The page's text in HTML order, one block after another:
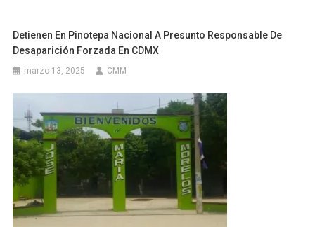
Detienen En Pinotepa Nacional A Presunto Responsable De
Desaparición Forzada En CDMX
marzo 13, 2025 CMM